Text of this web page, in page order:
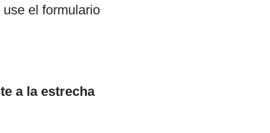
el formulario
a la estrecha